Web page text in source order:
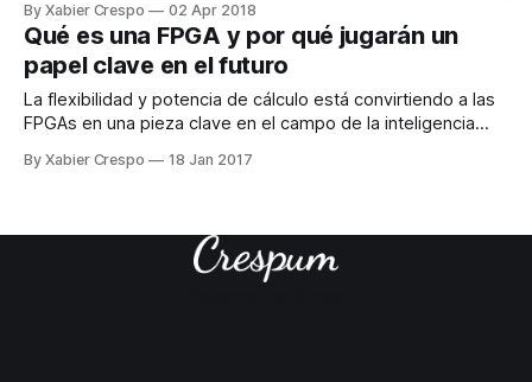
principal.
By Xabier Crespo 02 Apr 2018
Qué es una FPGA y por qué jugarán un
papel clave en el futuro
La flexibilidad y potencia de cálculo está convirtiendo a las
FPGAs en una pieza clave en el campo de la inteligencia
By Xabier Crespo 18 Jan 2017